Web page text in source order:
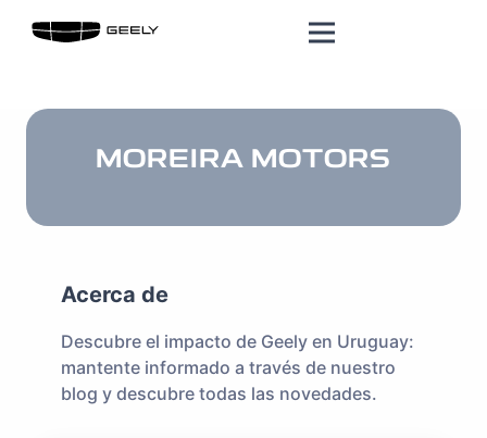
MOREIRA MOTORS
Acerca de
Descubre el impacto de Geely en Uruguay:
mantente informado a través de nuestro
blog y descubre todas las novedades.